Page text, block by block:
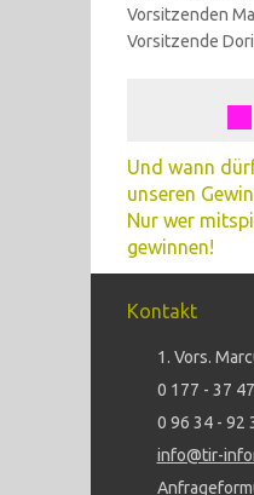
Vorsitzenden
Vorsitzende
Und wann
unseren
Nur wer
gewinnen!
Kontakt
1. Vors.
0 177 - 37
0 96 34 - 92
info@tir-